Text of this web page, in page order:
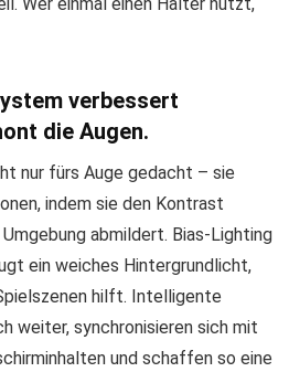
verbessert
die Augen.
nur fürs Auge gedacht – sie
indem sie den Kontrast
abmildert. Bias-Lighting
ein weiches Hintergrundlicht,
hilft. Intelligente
weiter, synchronisieren sich mit
und schaffen so eine